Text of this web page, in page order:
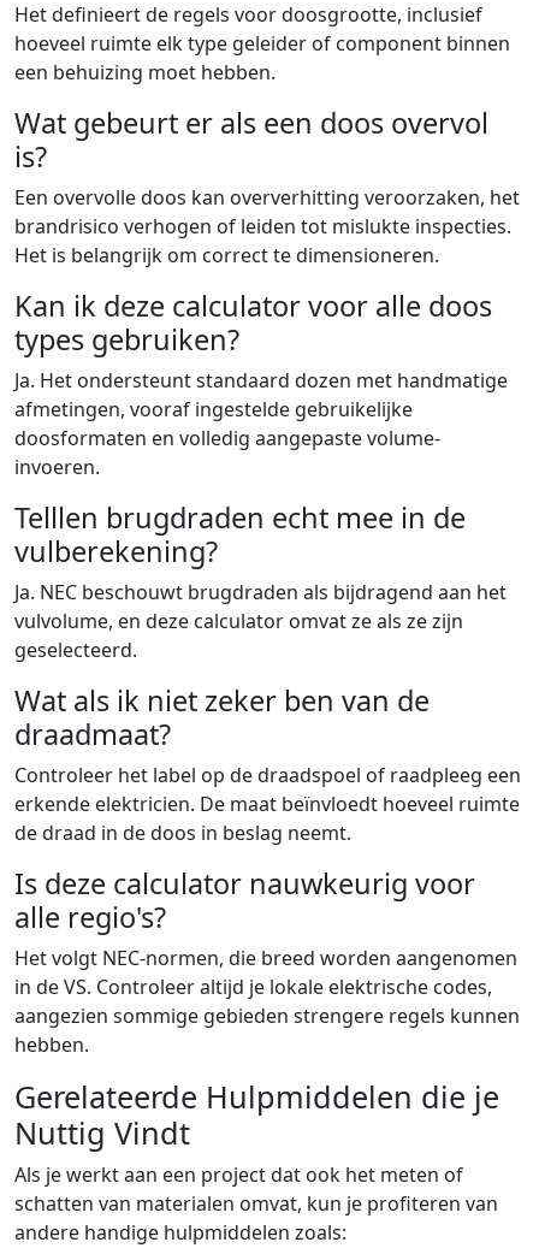
Het definieert de regels voor doosgrootte, inclusief
hoeveel ruimte elk type geleider of component binnen
een behuizing moet hebben.
Wat gebeurt er als een doos overvol
is?
Een overvolle doos kan oververhitting veroorzaken, het
brandrisico verhogen of leiden tot mislukte inspecties.
Het is belangrijk om correct te dimensioneren.
Kan ik deze calculator voor alle doos
types gebruiken?
Ja. Het ondersteunt standaard dozen met handmatige
afmetingen, vooraf ingestelde gebruikelijke
doosformaten en volledig aangepaste volume-
invoeren.
Telllen brugdraden echt mee in de
vulberekening?
Ja. NEC beschouwt brugdraden als bijdragend aan het
vulvolume, en deze calculator omvat ze als ze zijn
geselecteerd.
Wat als ik niet zeker ben van de
draadmaat?
Controleer het label op de draadspoel of raadpleeg een
erkende elektricien. De maat beïnvloedt hoeveel ruimte
de draad in de doos in beslag neemt.
Is deze calculator nauwkeurig voor
alle regio's?
Het volgt NEC-normen, die breed worden aangenomen
in de VS. Controleer altijd je lokale elektrische codes,
aangezien sommige gebieden strengere regels kunnen
hebben.
Gerelateerde Hulpmiddelen die je
Nuttig Vindt
Als je werkt aan een project dat ook het meten of
schatten van materialen omvat, kun je profiteren van
andere handige hulpmiddelen zoals: